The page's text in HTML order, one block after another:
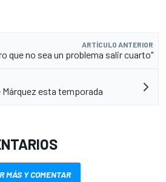
ARTÍCULO ANTERIOR
que no sea un problema salir cuarto"
Márquez esta temporada
MÁS Y COMENTAR